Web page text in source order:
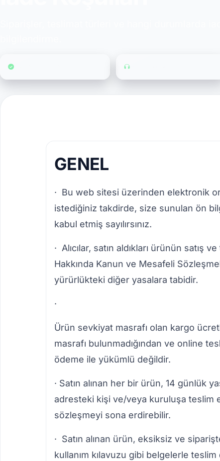
GENEL
· Bu web sitesi üzerinden elektronik
istediğiniz takdirde, size sunulan ön
kabul etmiş sayılırsınız.
· Alıcılar, satın aldıkları ürünün satış
Hakkında Kanun ve Mesafeli
yürürlükteki diğer yasalara tabidir.
·
Ürün sevkiyat masrafı olan kargo
masrafı bulunmadığından ve online
ödeme ile yükümlü değildir.
· Satın alınan her bir ürün, 14 günlük
adresteki kişi ve/veya kuruluşa teslim
sözleşmeyi sona erdirebilir.
· Satın alınan ürün, eksiksiz ve
kullanım kılavuzu gibi belgelerle